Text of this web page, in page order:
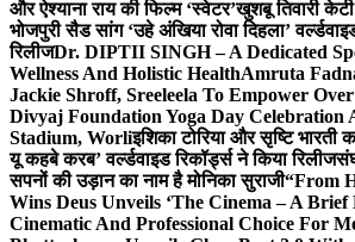
और ऐश्याना राय की फिल्म ‘स्वेटर’खुशबू तिवारी
भोजपुरी सैड सांग ‘उहे अंखिया रोवा दिहला’
रिलीजDr. DIPTII SINGH – A Dedicated
Wellness And Holistic HealthAmruta
Jackie Shroff, Sreeleela To Empower
Divyaj Foundation Yoga Day Celebration
Stadium, Worliइशिका टोरिया और सृष्टि भारती
यू कहबे करब’ वर्ल्डवाइड रिकॉर्ड्स ने किया रिलीज
सपनों की उड़ान का नाम है मोनिका सुराजी“From
Wins Deus Unveils ‘The Cinema – A Brief
Cinematic And Professional Choice For